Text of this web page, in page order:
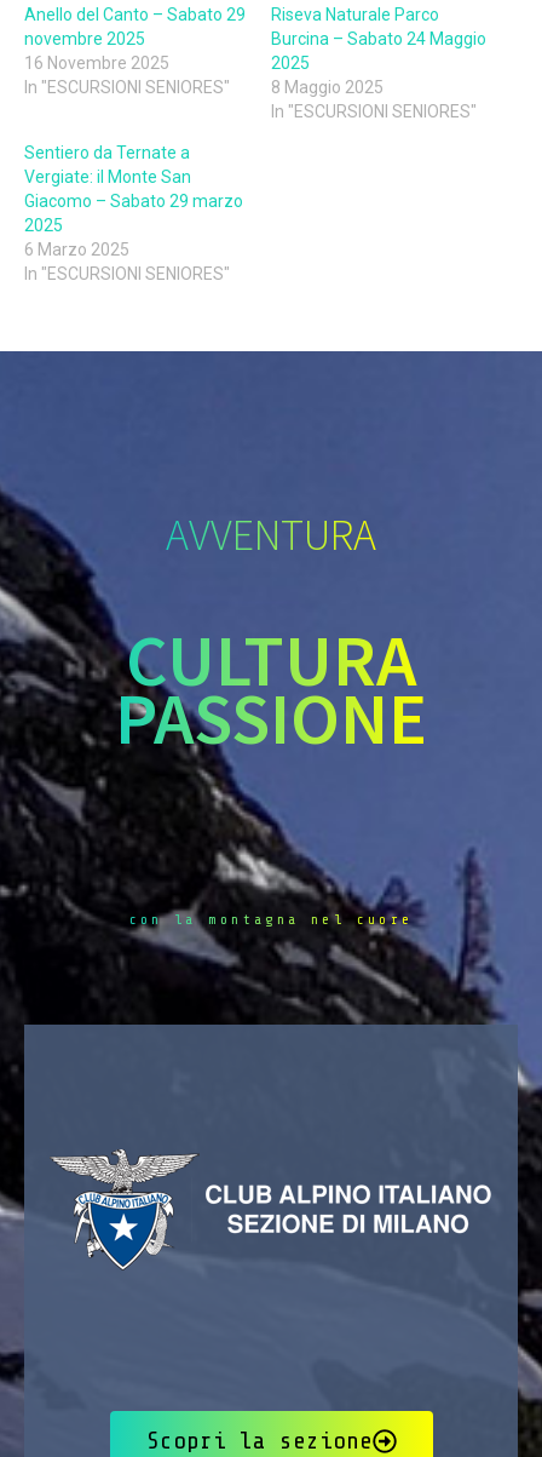
Anello del Canto – Sabato 29
novembre 2025
16 Novembre 2025
In "ESCURSIONI SENIORES"
Riseva Naturale Parco
Burcina – Sabato 24 Maggio
2025
8 Maggio 2025
In "ESCURSIONI SENIORES"
Sentiero da Ternate a
Vergiate: il Monte San
Giacomo – Sabato 29 marzo
2025
6 Marzo 2025
In "ESCURSIONI SENIORES"
AVVENTURA
CULTURA
PASSIONE
con la montagna nel cuore
Scopri la sezione